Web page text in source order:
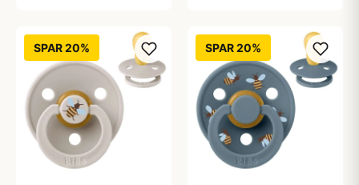
SPAR 20% SPAR 20%